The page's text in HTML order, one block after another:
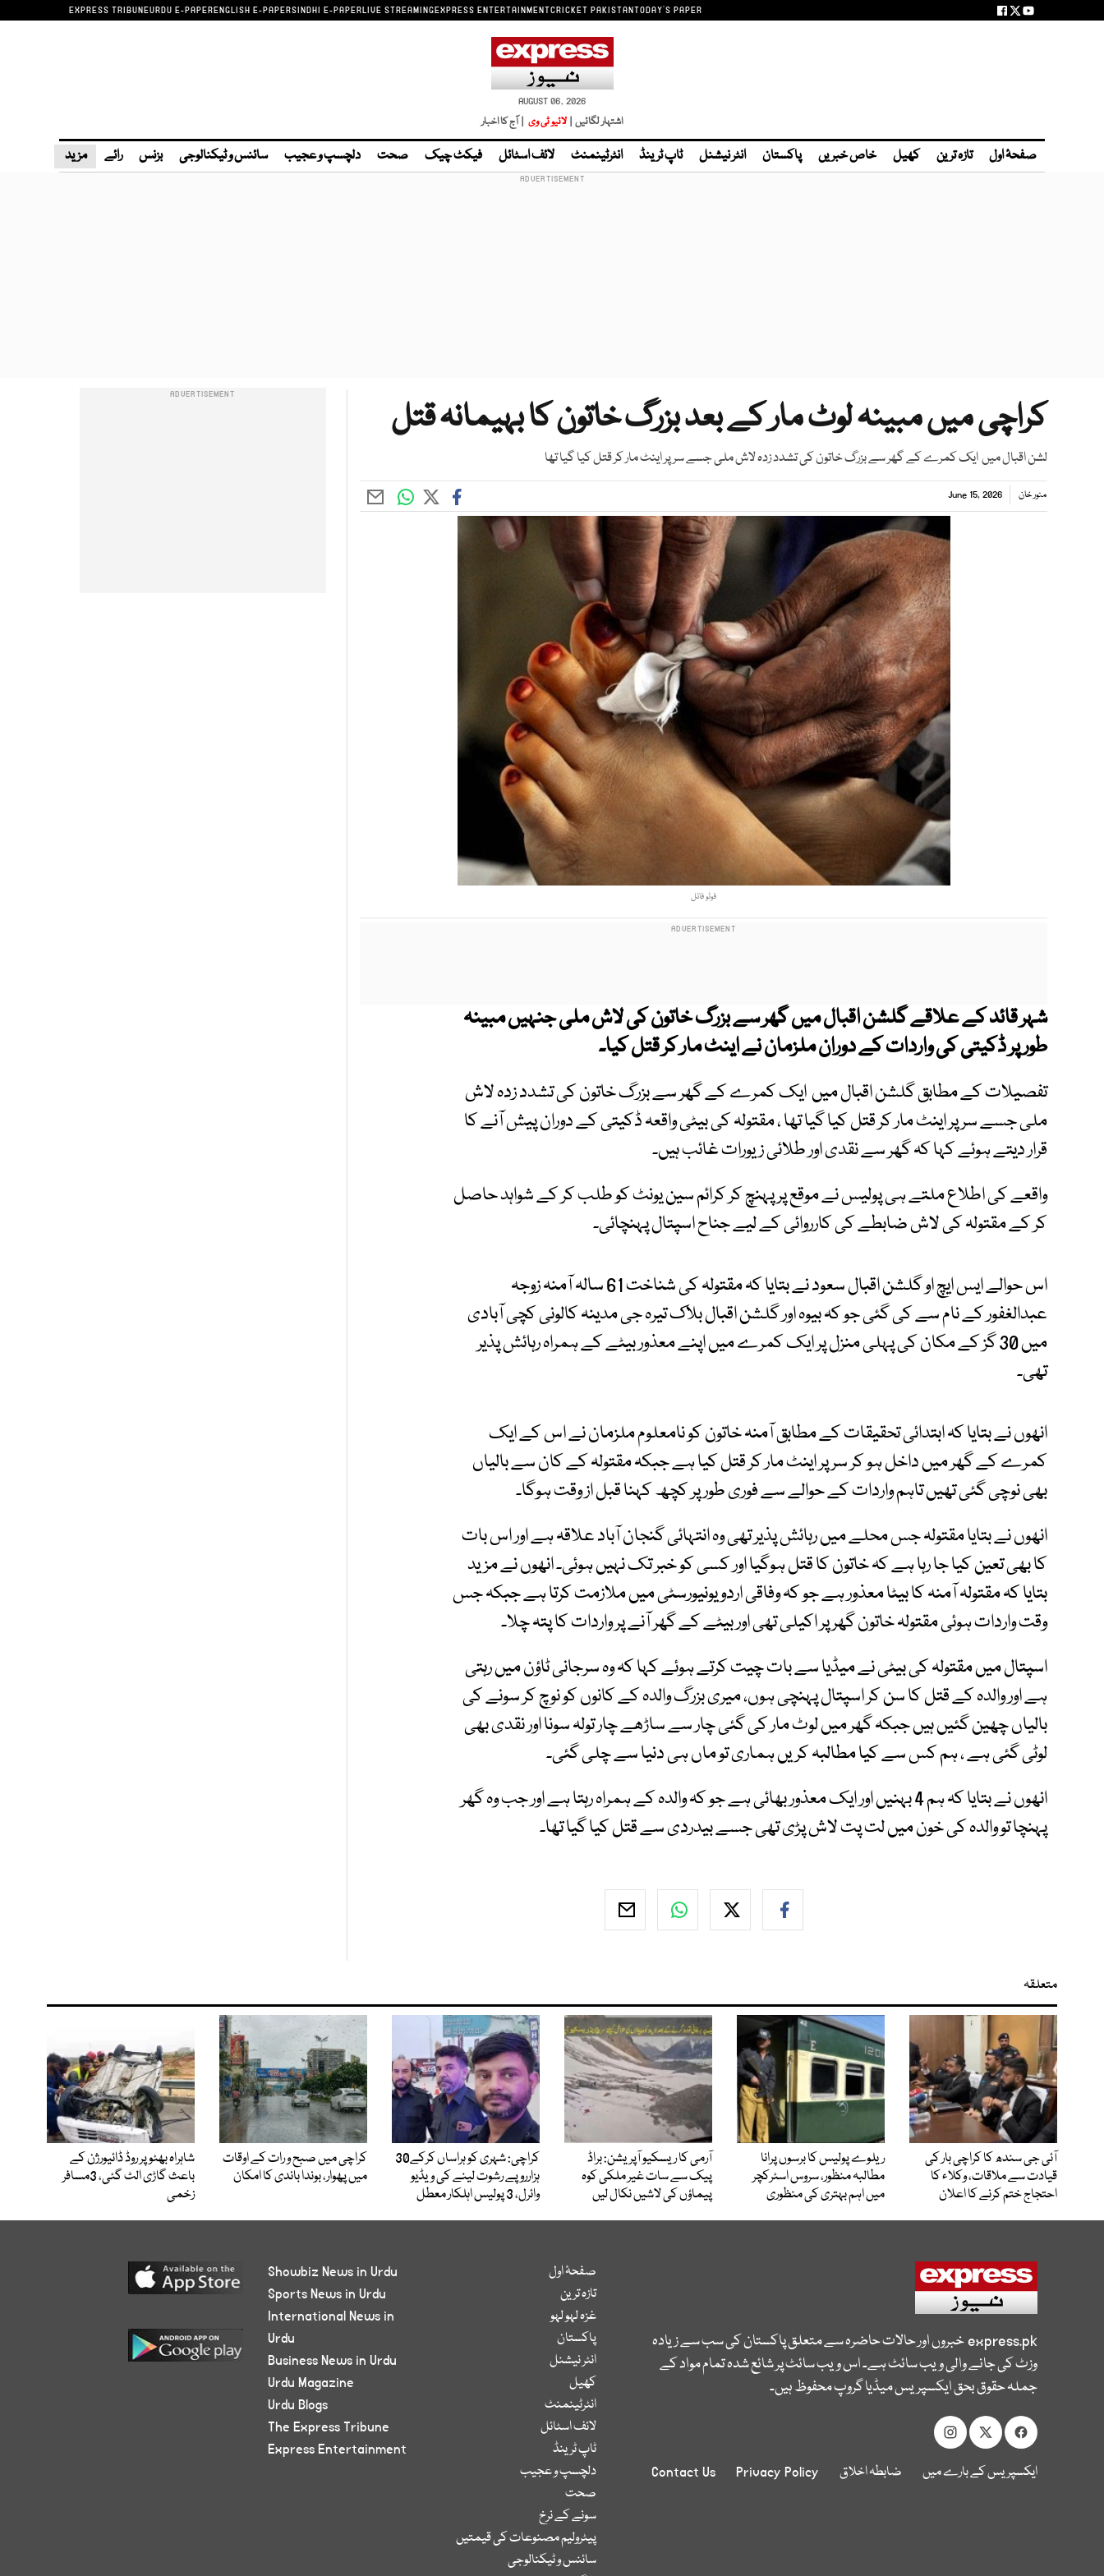
EXPRESS TRIBUNEURDU E-PAPERENGLISH E-PAPERSINDHI E-PAPERLIVE STREAMINGEXPRESS ENTERTAINMENTCRICKET PAKISTANTODAY'S PAPER
AUGUST 06, 2026
اشتہار لگائیں | لائیو ٹی وی | آج کا اخبار
صفحۂ اول تازہ ترین کھیل خاص خبریں پاکستان انٹر نیشنل ٹاپ ٹرینڈ انٹرٹینمنٹ لائف اسٹائل فیکٹ چیک صحت دلچسپ و عجیب سائنس و ٹیکنالوجی بزنس رائے مزید
کراچی میں مبینہ لوٹ مار کے بعد بزرگ خاتون کا بہیمانہ قتل
لشن اقبال میں ایک کمرے کے گھر سے بزرگ خاتون کی تشدد زدہ لاش ملی جسے سر پر اینٹ مار کر قتل کیا گیا تھا
منور خان June 15, 2026
فوٹو فائل
شہر قائد کے علاقے گلشن اقبال میں گھر سے بزرگ خاتون کی لاش ملی جنہیں مبینہ
طور پر ڈکیتی کی واردات کے دوران ملزمان نے اینٹ مار کر قتل کیا۔
تفصیلات کے مطابق گلشن اقبال میں ایک کمرے کے گھر سے بزرگ خاتون کی تشدد زدہ لاش
ملی جسے سر پر اینٹ مار کر قتل کیا گیا تھا ، مقتولہ کی بیٹی واقعہ ڈکیتی کے دوران پیش آنے کا
قرار دیتے ہوئے کہا کہ گھر سے نقدی اور طلائی زیورات غائب ہیں۔
واقعے کی اطلاع ملتے ہی پولیس نے موقع پر پہنچ کر کرائم سین یونٹ کو طلب کر کے شواہد حاصل
کر کے مقتولہ کی لاش ضابطے کی کارروائی کے لیے جناح اسپتال پہنچائی۔
اس حوالے ایس ایچ او گلشن اقبال سعود نے بتایا کہ مقتولہ کی شناخت 61 سالہ آمنہ زوجہ
عبدالغفور کے نام سے کی گئی جو کہ بیوہ اور گلشن اقبال بلاک تیرہ جی مدینہ کالونی کچی آبادی
میں 30 گز کے مکان کی پہلی منزل پر ایک کمرے میں اپنے معذور بیٹے کے ہمراہ رہائش پذیر
تھی۔
انھوں نے بتایا کہ ابتدائی تحقیقات کے مطابق آمنہ خاتون کو نامعلوم ملزمان نے اس کے ایک
کمرے کے گھر میں داخل ہو کر سر پر اینٹ مار کر قتل کیا ہے جبکہ مقتولہ کے کان سے بالیاں
بھی نوچی گئی تھیں تاہم واردات کے حوالے سے فوری طور پر کچھ کہنا قبل از وقت ہوگا۔
انھوں نے بتایا مقتولہ جس محلے میں رہائش پذیر تھی وہ انتہائی گنجان آباد علاقہ ہے اور اس بات
کا بھی تعین کیا جا رہا ہے کہ خاتون کا قتل ہوگیا اور کسی کو خبر تک نہیں ہوئی۔ انھوں نے مزید
بتایا کہ مقتولہ آمنہ کا بیٹا معذور ہے جو کہ وفاقی اردو یونیورسٹی میں ملازمت کرتا ہے جبکہ جس
وقت واردات ہوئی مقتولہ خاتون گھر پر اکیلی تھی اور بیٹے کے گھر آنے پر واردات کا پتہ چلا۔
اسپتال میں مقتولہ کی بیٹی نے میڈیا سے بات چیت کرتے ہوئے کہا کہ وہ سرجانی ٹاؤن میں رہتی
ہے اور والدہ کے قتل کا سن کر اسپتال پہنچی ہوں، میری بزرگ والدہ کے کانوں کو نوچ کر سونے کی
بالیاں چھین گئیں ہیں جبکہ گھر میں لوٹ مار کی گئی چار سے ساڑھے چار تولہ سونا اور نقدی بھی
لوٹی گئی ہے ، ہم کس سے کیا مطالبہ کریں ہماری تو ماں ہی دنیا سے چلی گئی۔
انھوں نے بتایا کہ ہم 4 بہنیں اور ایک معذور بھائی ہے جو کہ والدہ کے ہمراہ رہتا ہے اور جب وہ گھر
پہنچا تو والدہ کی خون میں لت پت لاش پڑی تھی جسے بیدردی سے قتل کیا گیا تھا۔
متعلقہ
آئی جی سندھ کا کراچی بار کی
قیادت سے ملاقات، وکلاء کا
احتجاج ختم کرنے کا اعلان
ریلوے پولیس کا برسوں پرانا
مطالبہ منظور، سروس اسٹرکچر
میں اہم بہتری کی منظوری
آرمی کا ریسکیو آپریشن: براڈ
پیک سے سات غیر ملکی کوہ
پیماؤں کی لاشیں نکال لیں
کراچی: شہری کو ہراساں کرکے30
ہزارروپے رشوت لینے کی ویڈیو
وائرل، 3 پولیس اہلکار معطل
کراچی میں صبح و رات کے اوقات
میں پھوار، بوندا باندی کا امکان
شاہراہ بھٹو پر روڈ ڈائیورژن کے
باعث گاڑی الٹ گئی، 3مسافر
زخمی
express.pkخبروں اور حالات حاضرہ سے متعلق پاکستان کی سب سے زیادہ
وزٹ کی جانے والی ویب سائٹ ہے۔ اس ویب سائٹ پر شائع شدہ تمام مواد کے
جملہ حقوق بحق ایکسپریس میڈیا گروپ محفوظ ہیں۔
ایکسپریس کے بارے میں ضابطہ اخلاق Privacy Policy
Contact Us
صفحۂ اول
تازہ ترین
غزہ لہو لہو
پاکستان
انٹر نیشنل
کھیل
انٹرٹینمنٹ
لائف اسٹائل
ٹاپ ٹرینڈ
دلچسپ و عجیب
صحت
سونے کے نرخ
پیٹرولیم مصنوعات کی قیمتیں
سائنس و ٹیکنالوجی
Showbiz News in Urdu
Sports News in Urdu
International News in
Urdu
Business News in Urdu
Urdu Magazine
Urdu Blogs
The Express Tribune
Express Entertainment